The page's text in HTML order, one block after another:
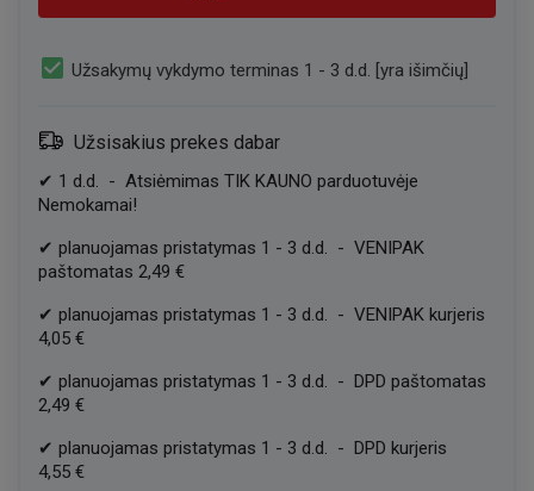
check_box Užsakymų vykdymo terminas 1 - 3 d.d. [yra išimčių]
Užsisakius prekes dabar
✔ 1 d.d. - Atsiėmimas TIK KAUNO parduotuvėje
Nemokamai!
✔ planuojamas pristatymas 1 - 3 d.d. - VENIPAK
paštomatas 2,49 €
✔ planuojamas pristatymas 1 - 3 d.d. - VENIPAK kurjeris
4,05 €
✔ planuojamas pristatymas 1 - 3 d.d. - DPD paštomatas
2,49 €
✔ planuojamas pristatymas 1 - 3 d.d. - DPD kurjeris
4,55 €